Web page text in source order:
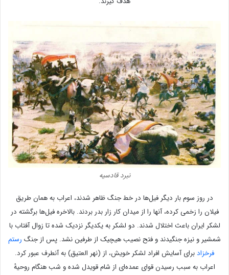
نبرد قادسیه
در روز سوم بار دیگر فیل‌ها در خط جنگ ظاهر شدند، اعراب به همان طریق
فیلان را زخمی کرده، آنها را از میدان کار زار بدر بردند. بالاخره فیل‌ها برگشته در
لشکر ایران باعث اختلال شدند. دو لشکر به یکدیگر نزدیک شده تا زوال آفتاب با
شمشیر و نیزه جنگیدند و فتح نصیب هیچیک از طرفین نشد. پس از جنگ رستم
فرخزادبرای آسایش افراد لشکر خویش، از (نهر العتیق) به آنطرف عبور کرد.
اعراب به سبب رسیدن قوای عمده‌ای از شام قویدل شده و شب هنگام روحیهٔ